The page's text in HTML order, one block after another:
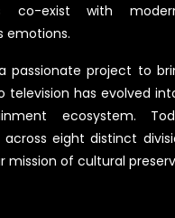
co-exist with
emotions.
passionate project to
television has evolved
ecosystem.
across eight distinct
mission of cultural